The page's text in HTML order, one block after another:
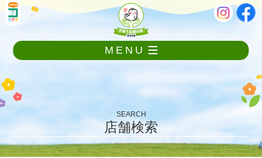
ニ
し
て
本
MENU
SEARCH
店舗検索